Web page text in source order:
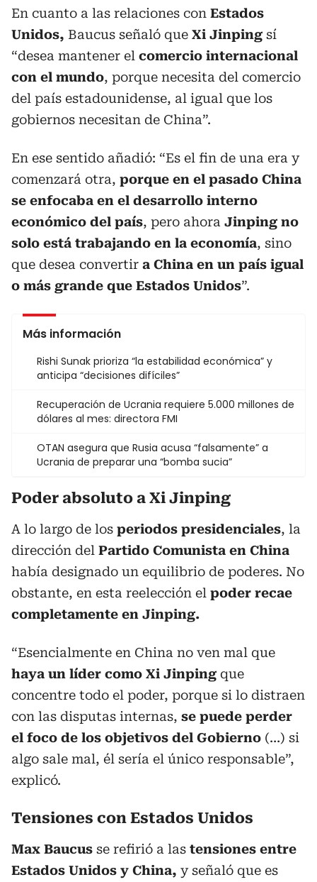
En cuanto a las relaciones con Estados
Unidos, Baucus señaló que Xi Jinping sí
“desea mantener el comercio internacional
con el mundo, porque necesita del comercio
del país estadounidense, al igual que los
gobiernos necesitan de China”.
En ese sentido añadió: “Es el fin de una era y
comenzará otra, porque en el pasado China
se enfocaba en el desarrollo interno
económico del país, pero ahora Jinping no
solo está trabajando en la economía, sino
que desea convertir a China en un país igual
o más grande que Estados Unidos”.
Más información
Rishi Sunak prioriza “la estabilidad económica” y
anticipa “decisiones difíciles”
Recuperación de Ucrania requiere 5.000 millones de
dólares al mes: directora FMI
OTAN asegura que Rusia acusa “falsamente” a
Ucrania de preparar una “bomba sucia”
Poder absoluto a Xi Jinping
A lo largo de los periodos presidenciales, la
dirección del Partido Comunista en China
había designado un equilibrio de poderes. No
obstante, en esta reelección el poder recae
completamente en Jinping.
“Esencialmente en China no ven mal que
haya un líder como Xi Jinping que
concentre todo el poder, porque si lo distraen
con las disputas internas, se puede perder
el foco de los objetivos del Gobierno (…) si
algo sale mal, él sería el único responsable”,
explicó.
Tensiones con Estados Unidos
Max Baucus se refirió a las tensiones entre
Estados Unidos y China, y señaló que es